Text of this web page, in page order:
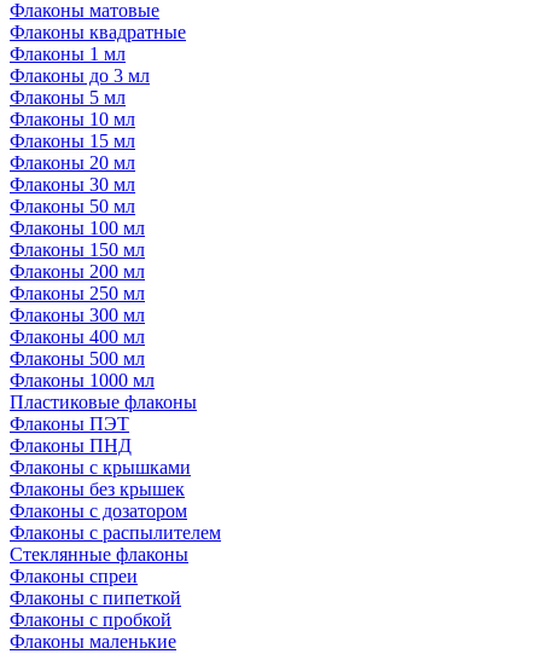
Флаконы матовые
Флаконы квадратные
Флаконы 1 мл
Флаконы до 3 мл
Флаконы 5 мл
Флаконы 10 мл
Флаконы 15 мл
Флаконы 20 мл
Флаконы 30 мл
Флаконы 50 мл
Флаконы 100 мл
Флаконы 150 мл
Флаконы 200 мл
Флаконы 250 мл
Флаконы 300 мл
Флаконы 400 мл
Флаконы 500 мл
Флаконы 1000 мл
Пластиковые флаконы
Флаконы ПЭТ
Флаконы ПНД
Флаконы с крышками
Флаконы без крышек
Флаконы с дозатором
Флаконы с распылителем
Стеклянные флаконы
Флаконы cпреи
Флаконы с пипеткой
Флаконы с пробкой
Флаконы маленькие